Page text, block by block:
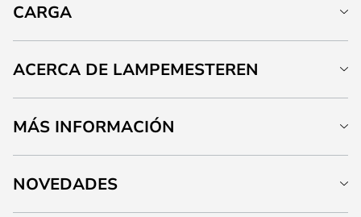
CARGA
ACERCA DE LAMPEMESTEREN
MÁS INFORMACIÓN
NOVEDADES